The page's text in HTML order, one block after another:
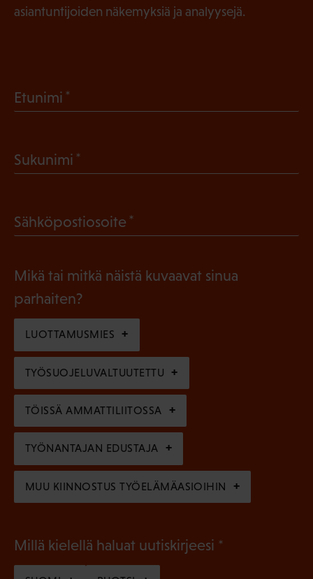
asiantuntijoiden näkemyksiä ja analyysejä.
Etunimi
l
n
e
)
Sukunimi
k
l
i
n
e
n
)
Sähköpostiosoite
l
i
n
e
n
)
Mikä tai mitkä näistä kuvaavat sinua
parhaiten?
LUOTTAMUSMIES
TYÖSUOJELUVALTUUTETTU
TÖISSÄ AMMATTILIITOSSA
TYÖNANTAJAN EDUSTAJA
MUU KIINNOSTUS TYÖELÄMÄASIOIHIN
Millä kielellä haluat uutiskirjeesi